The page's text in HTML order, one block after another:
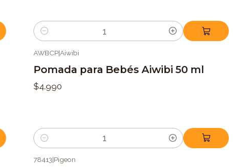
Cantidad
AWBCP|Aiwibi
Pomada para Bebés Aiwibi 50 ml
$4.990
Cantidad
78413|Pigeon